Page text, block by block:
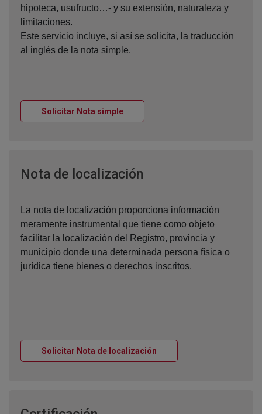
hipoteca, usufructo…- y su extensión, naturaleza y
limitaciones.
Este servicio incluye, si así se solicita, la traducción
al inglés de la nota simple.
Solicitar Nota simpleVentana nueva
Nota de localización
La nota de localización proporciona información
meramente instrumental que tiene como objeto
facilitar la localización del Registro, provincia y
municipio donde una determinada persona física o
jurídica tiene bienes o derechos inscritos.
Solicitar Nota de localización